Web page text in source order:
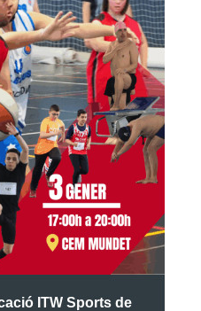
ITW Sports de